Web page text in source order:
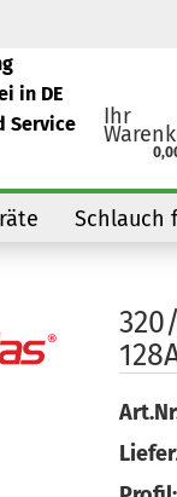
in DE
Service
Ihr
Schlauch